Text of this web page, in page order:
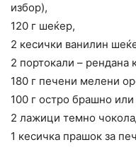
избор),
120 г шеќер,
2 кесички ванилин
2 портокали – рендана
180 г печени мелени
100 г остро брашно или
2 лажици темно
1 кесичка прашок за